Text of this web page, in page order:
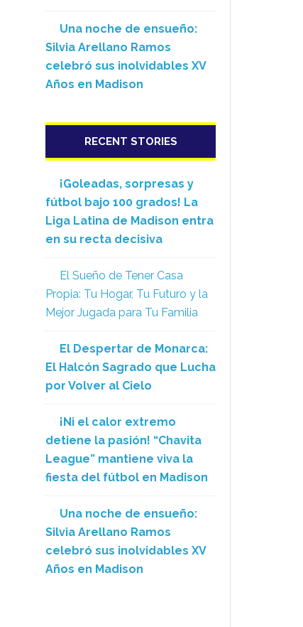
Una noche de ensueño:
Silvia Arellano Ramos
celebró sus inolvidables XV
Años en Madison
RECENT STORIES
¡Goleadas, sorpresas y
fútbol bajo 100 grados! La
Liga Latina de Madison entra
en su recta decisiva
El Sueño de Tener Casa
Propia: Tu Hogar, Tu Futuro y la
Mejor Jugada para Tu Familia
El Despertar de Monarca:
El Halcón Sagrado que Lucha
por Volver al Cielo
¡Ni el calor extremo
detiene la pasión! “Chavita
League” mantiene viva la
fiesta del fútbol en Madison
Una noche de ensueño:
Silvia Arellano Ramos
celebró sus inolvidables XV
Años en Madison